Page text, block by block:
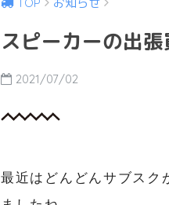
スピーカーの出
2021/07/02
最近はどんどんサブスク